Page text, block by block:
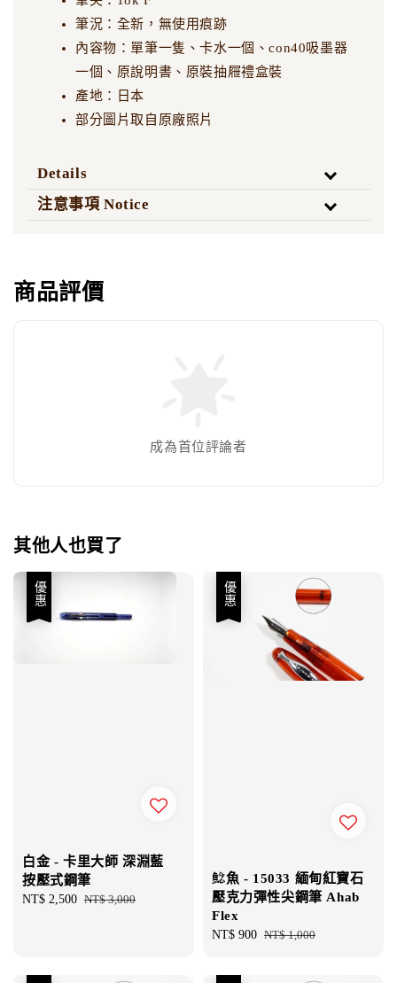
筆況：全新，無使用痕跡
內容物：單筆一隻、卡水一個、con40吸墨器
一個、原說明書、原裝抽屜禮盒裝
產地：日本
部分圖片取自原廠照片
Details
注意事項 Notice
商品評價
成為首位評論者
其他人也買了
優惠
白金 - 卡里大師 深淵藍
按壓式鋼筆
Sale
NT$ 2,500 Regular
NT$ 3,000
優惠
鯰魚 - 15033 緬甸紅寶石
壓克力彈性尖鋼筆 Ahab
Flex
Sale
NT$ 900 Regular
NT$ 1,000